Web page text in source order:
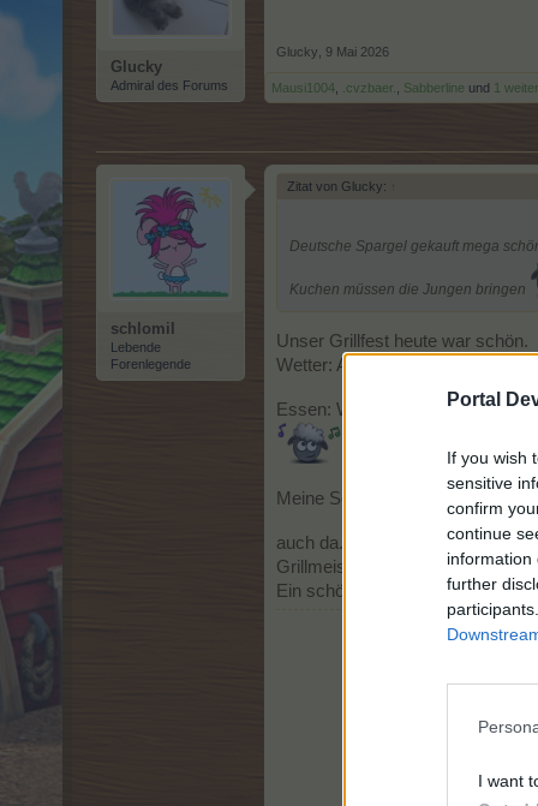
Portal
If you wish
sensitive
confirm
continue
information
further
I want
Glucky
Admiral des Forums
Glucky 9 Mai 2026
Mausi1004 .cvzbaer. Sabberline und 1
schlomil
Lebende
Forenlegende
Zitat von Glucky: ↑
Deutsche Spargel gekauft mega
Kuchen müssen die Jungen bringen
Unser Grillfest heute war schön.
Wetter: Angekündigt 19 Grad
Essen: Wer soll das alles
Meine Schwägerin ist nicht
auch da.
Grillmeister war dieses mal
Ein schöner Tag.